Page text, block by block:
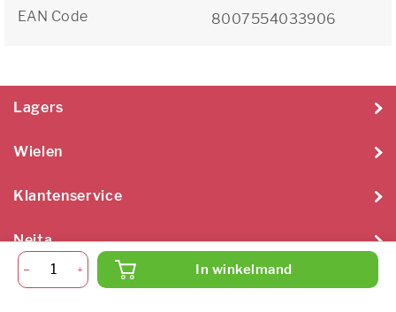
EAN Code 8007554033906
In winkelmand
Lagers
Wielen
Klantenservice
Neita
Neita Techniek B.V. 2026